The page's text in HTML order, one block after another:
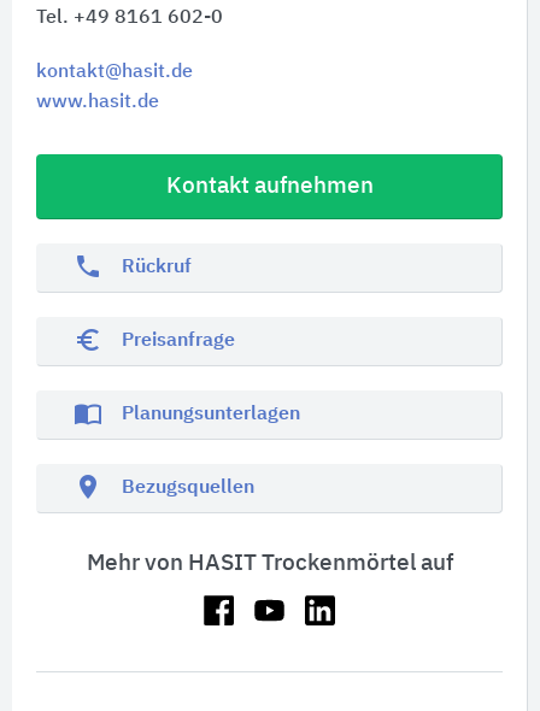
Tel. +49 8161 602-0
kontakt@hasit.de
www.hasit.de
Kontakt aufnehmen
phone Rückruf
euro_symbol Preisanfrage
import_contacts Planungsunterlagen
location_on Bezugsquellen
Mehr von HASIT Trockenmörtel auf